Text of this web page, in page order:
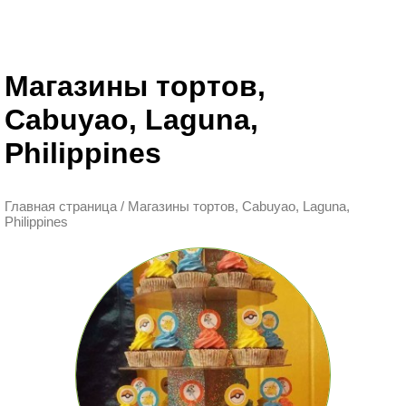
Магазины тортов,
Cabuyao, Laguna,
Philippines
Главная страница / Магазины тортов, Cabuyao, Laguna,
Philippines